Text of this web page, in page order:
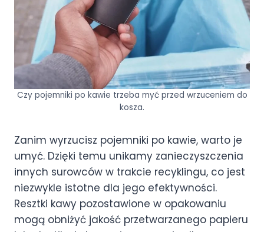
Czy pojemniki po kawie trzeba myć przed wrzuceniem do
kosza.
Zanim wyrzucisz pojemniki po kawie, warto je
umyć. Dzięki temu unikamy zanieczyszczenia
innych surowców w trakcie recyklingu, co jest
niezwykle istotne dla jego efektywności.
Resztki kawy pozostawione w opakowaniu
mogą obniżyć jakość przetwarzanego papieru